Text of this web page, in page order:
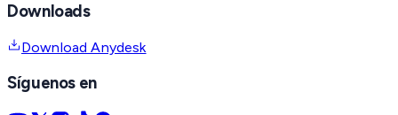
Downloads
Download Anydesk
Síguenos en